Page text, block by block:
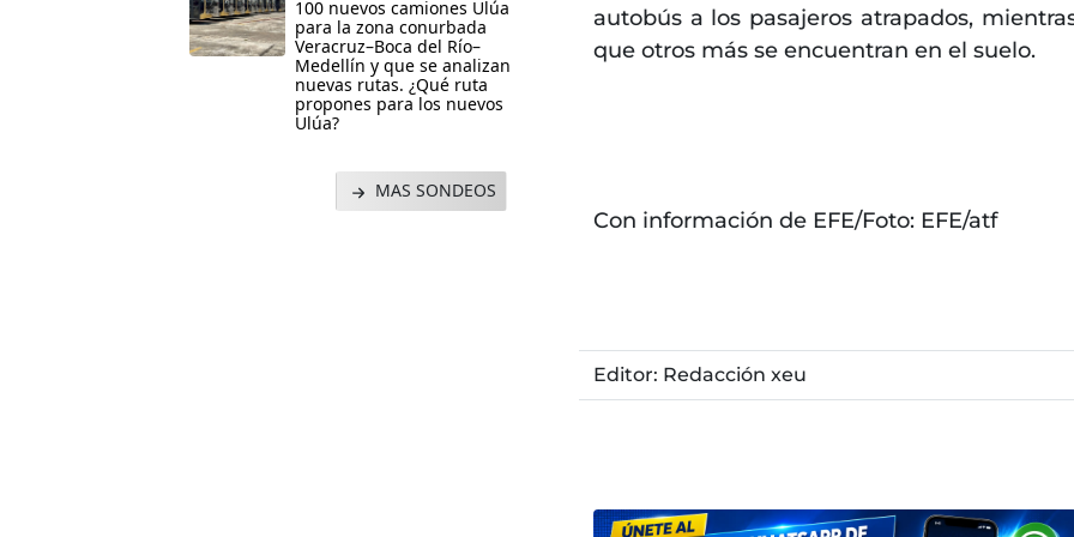
100 nuevos camiones Ulúa
para la zona conurbada
Veracruz–Boca del Río–
Medellín y que se analizan
nuevas rutas. ¿Qué ruta
propones para los nuevos
Ulúa?
MAS SONDEOS
autobús a los pasajeros atrapados,
que otros más se encuentran en el suelo.
Con información de EFE/Foto: EFE/atf
Editor: Redacción xeu